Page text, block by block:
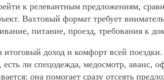
к релевантным предложениям,
Вахтовый формат требует
питание, проезд, требования к
доход и комфорт всей
ли спецодежда, медосмотр, аванс,
она помогает сразу отсеять